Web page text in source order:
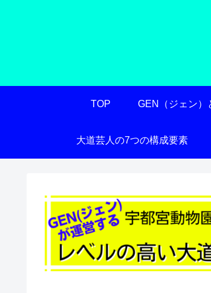
TOP GEN（ジェン）
大道芸人の7つの構成要素